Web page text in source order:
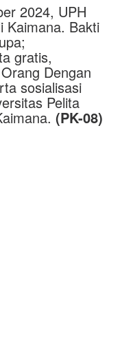
2024, UPH
Kaimana. Bakti
gratis,
Dengan
sosialisasi
Pelita
(PK-08)